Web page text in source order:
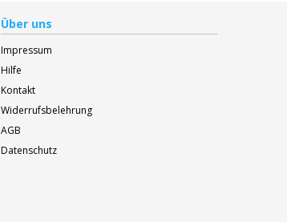
Über uns
Impressum
Hilfe
Kontakt
Widerrufsbelehrung
AGB
Datenschutz